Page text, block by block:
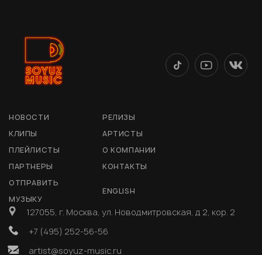
НОВОСТИ
РЕЛИЗЫ
КЛИПЫ
АРТИСТЫ
ПЛЕЙЛИСТЫ
О КОМПАНИИ
ПАРТНЕРЫ
КОНТАКТЫ
ОТПРАВИТЬ
МУЗЫКУ
ENGLISH
127055, г. Москва, ул. Новодмитровская, д 2, кор. 2
+7 (495) 252-56-56
artist@soyuz-music.ru